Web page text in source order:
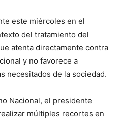
este miércoles en el
del tratamiento del
atenta directamente contra
y no favorece a
necesitados de la sociedad.
Nacional, el presidente
múltiples recortes en